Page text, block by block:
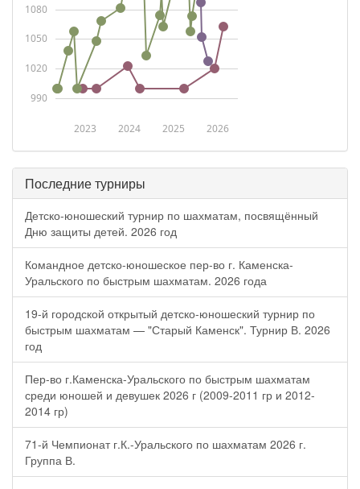
2023 2024 2025 2026
990
1020
1050
1080
Последние турниры
Детско-юношеский турнир по шахматам, посвящённый
Дню защиты детей. 2026 год
Командное детско-юношеское пер-во г. Каменска-
Уральского по быстрым шахматам. 2026 года
19-й городской открытый детско-юношеский турнир по
быстрым шахматам — "Старый Каменск". Турнир В. 2026
год
Пер-во г.Каменска-Уральского по быстрым шахматам
среди юношей и девушек 2026 г (2009-2011 гр и 2012-
2014 гр)
71-й Чемпионат г.К.-Уральского по шахматам 2026 г.
Группа В.